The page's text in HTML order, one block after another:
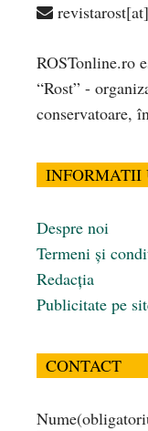
ROSTonline.ro
“Rost” -
conservatoare,
INFORMATII
Despre noi
Termeni și
Redacția
Publicitate pe
CONTACT
Nume